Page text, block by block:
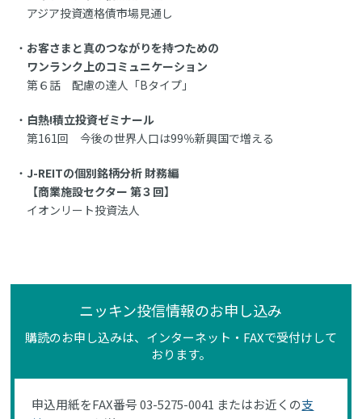
アジア投資適格債市場見通し
お客さまと真のつながりを持つための
ワンランク上のコミュニケーション
第６話 配慮の達人「Bタイプ」
白熱!積立投資ゼミナール
第161回 今後の世界人口は99％新興国で増える
J-REITの個別銘柄分析 財務編
【商業施設セクター 第３回】
イオンリート投資法人
ニッキン投信情報のお申し込み
購読のお申し込みは、インターネット・FAXで受付けして
おります。
申込用紙をFAX番号 03-5275-0041 またはお近くの支